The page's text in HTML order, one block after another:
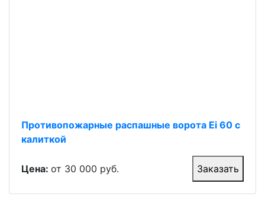
Противопожарные распашные ворота Ei 60 с
калиткой
Цена: от 30 000 руб. Заказать